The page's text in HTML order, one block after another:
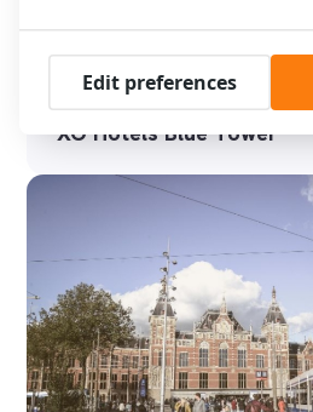
XO Hotels Blue Tower
Edit preferences